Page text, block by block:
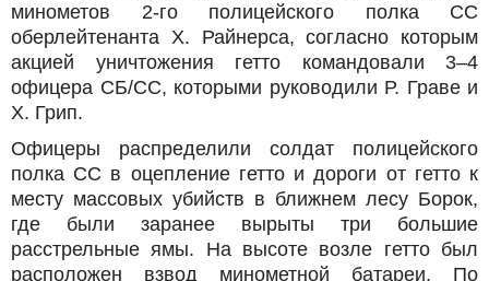
минометов 2-го полицейского полка СС
оберлейтенанта Х. Райнерса, согласно которым
акцией уничтожения гетто командовали 3–4
офицера СБ/СС, которыми руководили Р. Граве и
X. Грип.
Офицеры распределили солдат полицейского
полка СС в оцепление гетто и дороги от гетто к
месту массовых убийств в ближнем лесу Борок,
где были заранее вырыты три большие
расстрельные ямы. На высоте возле гетто был
расположен взвод минометной батареи. По